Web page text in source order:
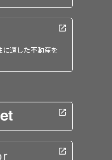
に適した不動産を